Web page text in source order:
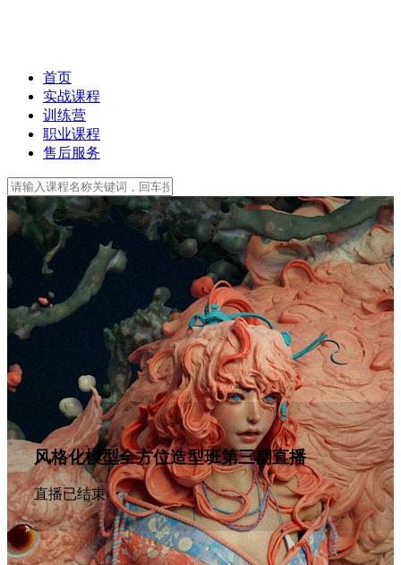
首页
实战课程
训练营
职业课程
售后服务
风格化模型全方位造型班第三期直播
直播已结束